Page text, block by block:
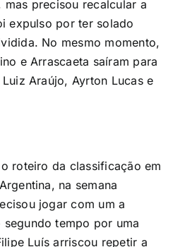
precisou recalcular a
expulso por ter solado
No mesmo momento,
e Arrascaeta saíram para
Araújo, Ayrton Lucas e
roteiro da classificação em
na semana
jogar com um a
tempo por uma
Luís arriscou repetir a